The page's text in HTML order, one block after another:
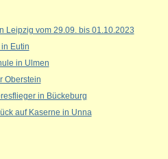
Leipzig vom 29.09. bis 01.10.2023
Eutin
in Ulmen
Oberstein
in Bückeburg
auf Kaserne in Unna